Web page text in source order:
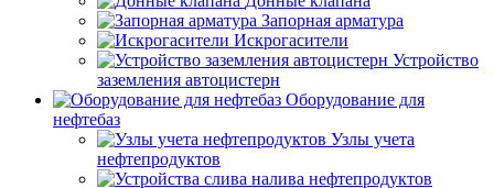
Запорная арматура
Искрогасители
Устройство
заземления автоцистерн
Оборудование для
нефтебаз
Узлы учета
нефтепродуктов